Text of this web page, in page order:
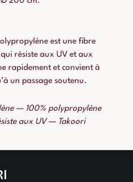
est une fibre
résiste aux UV et aux
rapidement et convient à
un passage soutenu.
— 100% polypropylène
aux UV — Takoori